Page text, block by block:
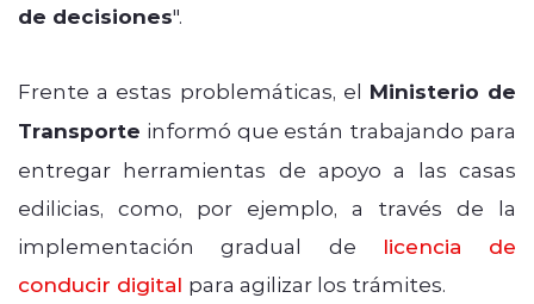
de decisiones".
Frente a estas problemáticas, el Ministerio de
Transporte informó que están trabajando para
entregar herramientas de apoyo a las casas
edilicias, como, por ejemplo, a través de la
implementación gradual de
licencia de
conducir digital para agilizar los trámites.